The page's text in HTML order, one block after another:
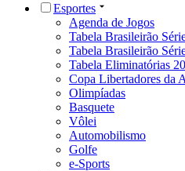
Esportes
Agenda de Jogos
Tabela Brasileirão
Tabela Brasileirão
Tabela Eliminatórias
Copa Libertadores da
Olimpíadas
Basquete
Vôlei
Automobilismo
Golfe
e-Sports